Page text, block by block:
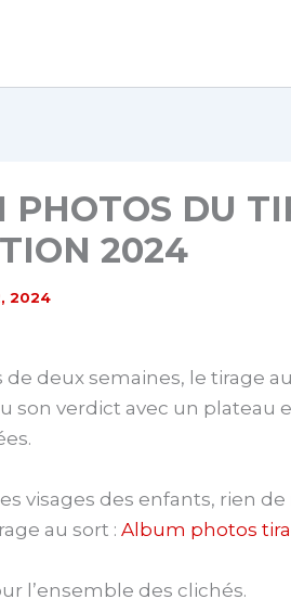
PHOTOS DU
2024
2024
de deux semaines, le tirage
son verdict avec un plateau
visages des enfants, rien
au sort : Album photos
l’ensemble des clichés.